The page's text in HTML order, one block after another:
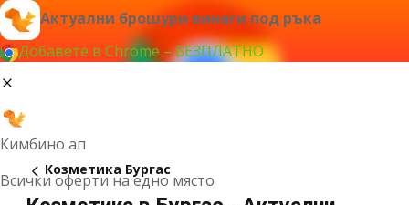
Актуални брошури винаги под ръка
Добавете в Chrome – БЕЗПЛАТНО
Кимбино ап
Всички оферти на едно място
Козметика Бургас